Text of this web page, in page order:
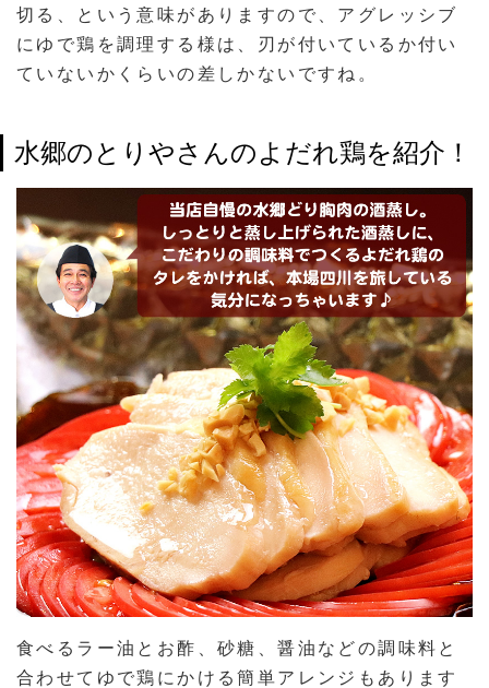
切る、という意味がありますので、アグレッシブ
にゆで鶏を調理する様は、刃が付いているか付い
ていないかくらいの差しかないですね。
水郷のとりやさんのよだれ鶏を紹介！
食べるラー油とお酢、砂糖、醤油などの調味料と
合わせてゆで鶏にかける簡単アレンジもあります